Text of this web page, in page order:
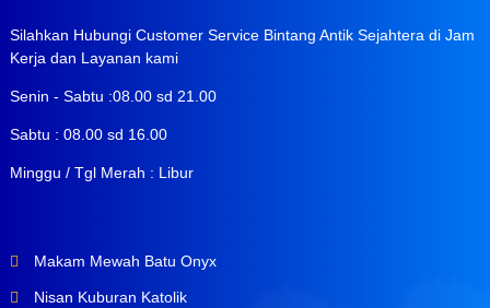
Silahkan Hubungi Customer Service Bintang Antik Sejahtera di Jam
Kerja dan Layanan kami
Senin - Sabtu :08.00 sd 21.00
Sabtu : 08.00 sd 16.00
Minggu / Tgl Merah : Libur
Makam Mewah Batu Onyx
Nisan Kuburan Katolik